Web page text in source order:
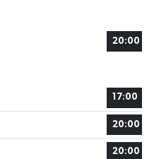
20:00
17:00
20:00
20:00